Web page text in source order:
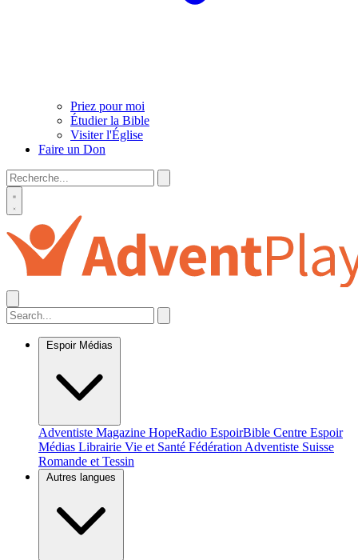
Priez pour moi
Étudier la Bible
Visiter l'Église
Faire un Don
Espoir Médias
Adventiste Magazine HopeRadio EspoirBible Centre Espoir
Médias Librairie Vie et Santé Fédération Adventiste Suisse
Romande et Tessin
Autres langues